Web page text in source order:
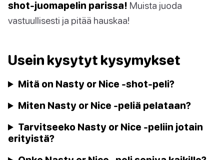
shot-juomapelin parissa! Muista juoda
vastuullisesti ja pitää hauskaa!
Usein kysytyt kysymykset
Mitä on Nasty or Nice -shot-peli?
Miten Nasty or Nice -peliä pelataan?
Tarvitseeko Nasty or Nice -peliin jotain
erityistä?